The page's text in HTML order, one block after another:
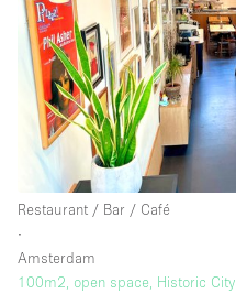
Restaurant / Bar / Café
∙
Amsterdam
100m2, open space, Historic